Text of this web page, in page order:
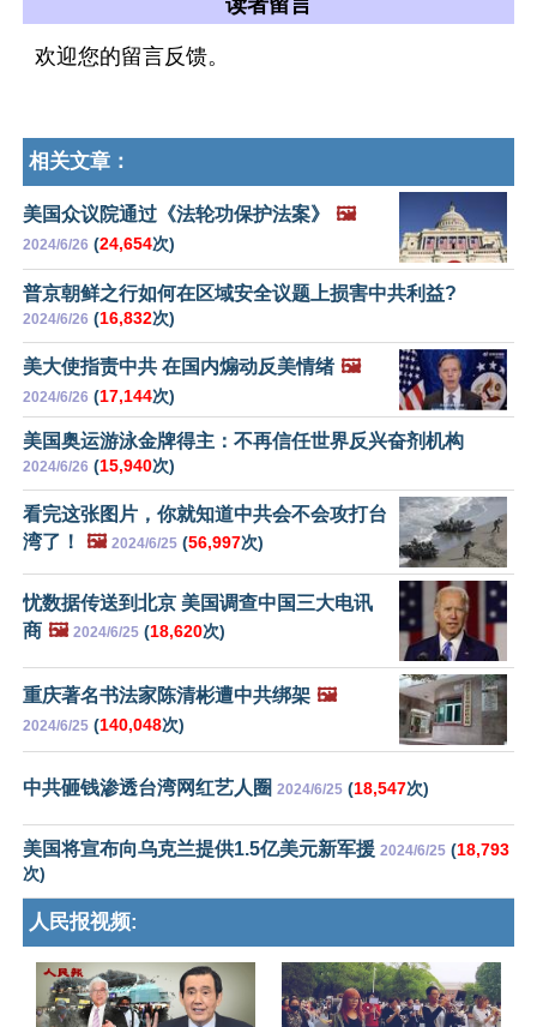
读者留言
欢迎您的留言反馈。
相关文章：
美国众议院通过《法轮功保护法案》 🖼️
2024/6/26 (24,654次)
普京朝鲜之行如何在区域安全议题上损害中共利益?
2024/6/26 (16,832次)
美大使指责中共 在国内煽动反美情绪 🖼️
2024/6/26 (17,144次)
美国奥运游泳金牌得主：不再信任世界反兴奋剂机构
2024/6/26 (15,940次)
看完这张图片，你就知道中共会不会攻打台
湾了！
🖼️ 2024/6/25 (56,997次)
忧数据传送到北京 美国调查中国三大电讯
商 🖼️ 2024/6/25 (18,620次)
重庆著名书法家陈清彬遭中共绑架 🖼️
2024/6/25 (140,048次)
中共砸钱渗透台湾网红艺人圈 2024/6/25 (18,547次)
美国将宣布向乌克兰提供1.5亿美元新军援 2024/6/25 (18,793
次)
人民报视频: